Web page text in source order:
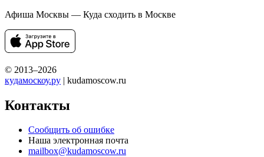
Афиша Москвы — Куда сходить в Москве
© 2013–2026
кудамоскоу.ру | kudamoscow.ru
Контакты
Сообщить об ошибке
Наша электронная почта
mailbox@kudamoscow.ru